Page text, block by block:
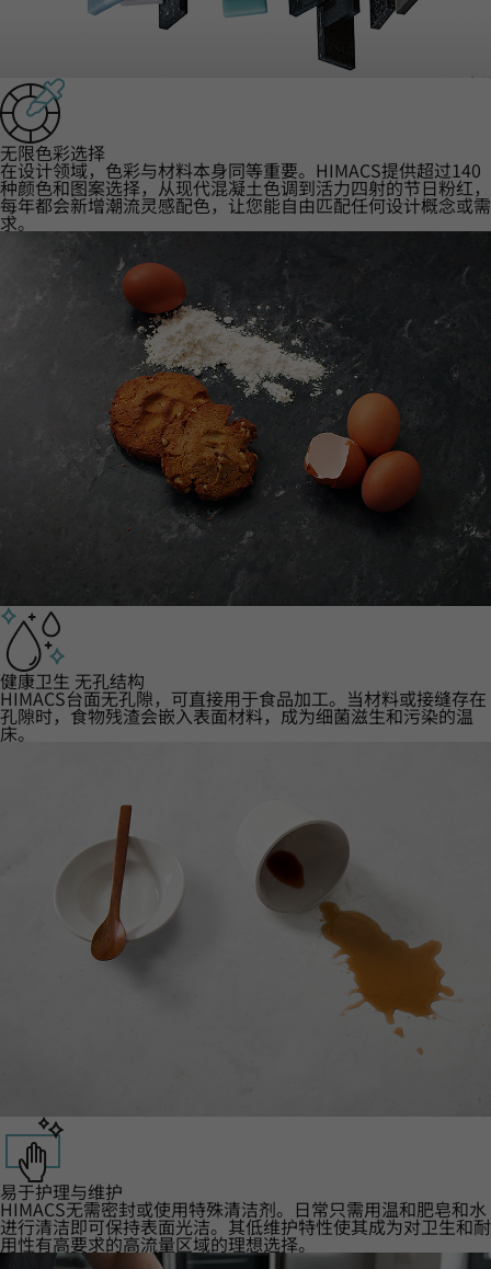
‌无限色彩选择‌
在设计领域，色彩与材料本身同等重要。HIMACS提供超过140
种颜色和图案选择，从现代混凝土色调到活力四射的节日粉红，
每年都会新增潮流灵感配色，让您能自由匹配任何设计概念或需
求。
健康卫生 无孔结构
HIMACS台面无孔隙，可直接用于食品加工。当材料或接缝存在
孔隙时，食物残渣会嵌入表面材料，成为细菌滋生和污染的温
床。
易于护理与维护
HIMACS无需密封或使用特殊清洁剂。日常只需用温和肥皂和水
进行清洁即可保持表面光洁。其低维护特性使其成为对卫生和耐
用性有高要求的高流量区域的理想选择。